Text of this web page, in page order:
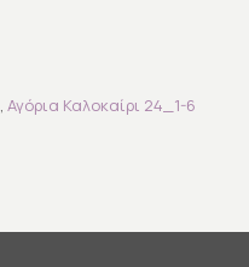
, Αγόρια Καλοκαίρι 24_1-6